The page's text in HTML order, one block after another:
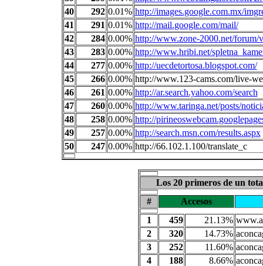
40
292 0.01% http://images.google.com.mx/
41
291 0.01% http://mail.google.com/mail/
42
284 0.00% http://www.zone-2000.net/forum/
43
283 0.00% http://www.hribi.net/
44
277 0.00% http://uecdetortosa.blogspot.com/
45
266 0.00% http://www.123-cams.com/live-
46
261 0.00% http://ar.search.yahoo.com/search
47
260 0.00% http://www.taringa.net/posts/
48
258 0.00% http://
49
257 0.00% http://search.msn.com/results.aspx
50
247 0.00% http://66.102.1.100/translate_c
Los 20 primeros de un
#
Accesos
1
459 21.13%
2
320 14.73%
3
252 11.60%
4
188 8.66%